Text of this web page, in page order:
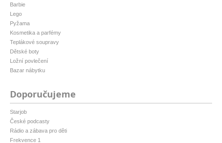
Barbie
Lego
Pyžama
Kosmetika a parfémy
Teplákové soupravy
Dětské boty
Ložní povlečení
Bazar nábytku
Doporučujeme
Starjob
České podcasty
Rádio a zábava pro děti
Frekvence 1